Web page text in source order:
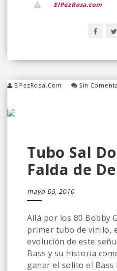
ElPezRosa.com
ElPezRosa.com Sin
Tubo Sal
Falda de
mayo 05, 2010
Allá por los 80 Bobby
primer tubo de vinilo,
evolución de este
Bass y su historia
ganar el solito el Bass